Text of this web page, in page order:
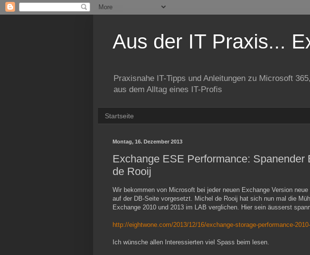
Aus der IT Praxis...
Praxisnahe IT-Tipps und Anleitungen zu Microsoft
aus dem Alltag eines IT-Profis
Startseite
Montag, 16. Dezember 2013
Exchange ESE Performance: Spanender
de Rooij
Wir bekommen von Microsoft bei jeder neuen Exchange Version
auf der DB-Seite vorgesetzt. Michel de Rooij hat sich nun mal die
Exchange 2010 und 2013 im LAB verglichen. Hier sein äusserst
http://eightwone.com/2013/12/16/exchange-storage-performance-
Ich wünsche allen Interessierten viel Spass beim lesen.